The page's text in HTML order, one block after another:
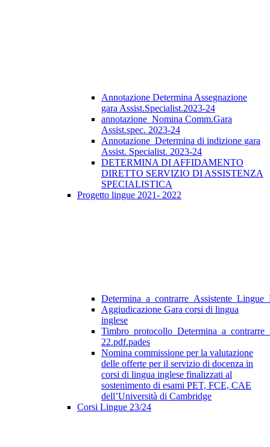
Annotazione Determina Assegnazione
gara Assist.Specialist.2023-24
annotazione_Nomina Comm.Gara
Assist.spec. 2023-24
Annotazione_Determina di indizione gara
Assist. Specialist. 2023-24
DETERMINA DI AFFIDAMENTO
DIRETTO SERVIZIO DI ASSISTENZA
SPECIALISTICA
Progetto lingue 2021- 2022
Aggiudicazione Gara corsi di lingua
inglese
22.pdf.pades
Nomina commissione per la valutazione
delle offerte per il servizio di docenza in
corsi di lingua inglese finalizzati al
sostenimento di esami PET, FCE, CAE
dell’Università di Cambridge
Corsi Lingue 23/24